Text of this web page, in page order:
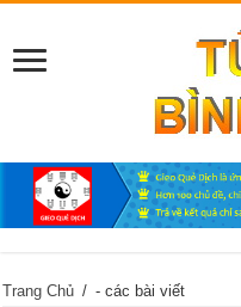
Trang Chủ / - các bài viết